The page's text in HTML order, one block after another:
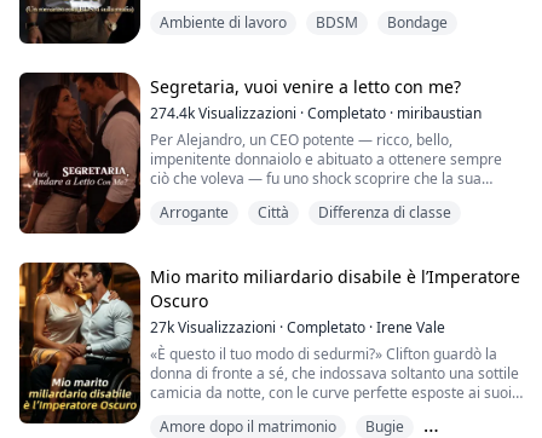
mondo come nuovo cliente.
David ha molta familiarità con il controllo: di giorno è lo
spietato ammini...
Ambiente di lavoro BDSM Bondage
Segretaria, vuoi venire a letto con me?
274.4kVisualizzazioni ·Completato · miribaustian
Per Alejandro, un CEO potente — ricco, bello,
impenitente donnaiolo e abituato a ottenere sempre
ciò che voleva — fu uno shock scoprire che la sua
quando ogni altra donna era caduta ai suoi piedi.
due settimane. Si stancava in fretta. Ma Valeria disse di
no, e quel no non fece che sping...
Arrogante Città Differenza di classe
Mio marito miliardario disabile è l’Imperatore
Oscuro
27kVisualizzazioni ·Completato ·Irene Vale
«È questo il tuo modo di sedurmi?» Clifton guardò la
donna di fronte a sé, che indossava soltanto una sottile
camicia da notte, con le curve perfette esposte ai suoi
Amore dopo il matrimonio
Bugie